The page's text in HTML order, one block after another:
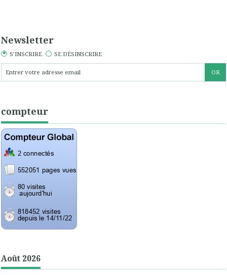
Newsletter
S'INSCRIRE SE DÉSINSCRIRE
compteur
Août 2026